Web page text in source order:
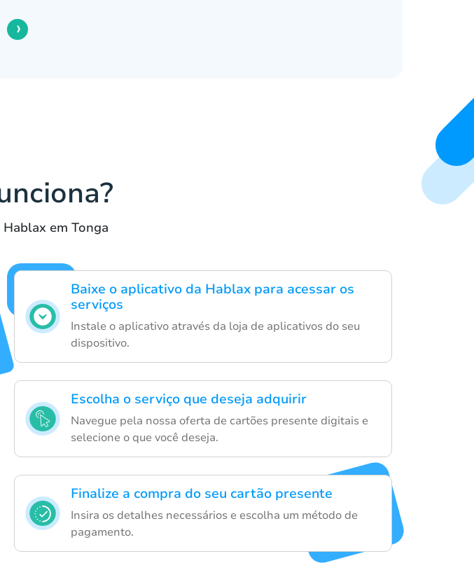
›
em Tonga
Baixe o aplicativo da Hablax para acessar os
serviços
Instale o aplicativo através da loja de aplicativos do seu
dispositivo.
Escolha o serviço que deseja adquirir
Navegue pela nossa oferta de cartões presente digitais e
selecione o que você deseja.
Finalize a compra do seu cartão presente
Insira os detalhes necessários e escolha um método de
pagamento.